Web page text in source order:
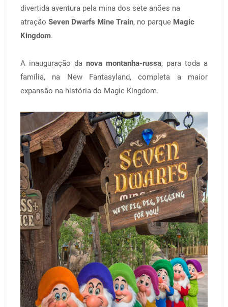
divertida aventura pela mina dos sete anões na
atração Seven Dwarfs Mine Train, no parque Magic
Kingdom.
A inauguração da nova montanha-russa, para toda a
família, na New Fantasyland, completa a maior
expansão na história do Magic Kingdom.